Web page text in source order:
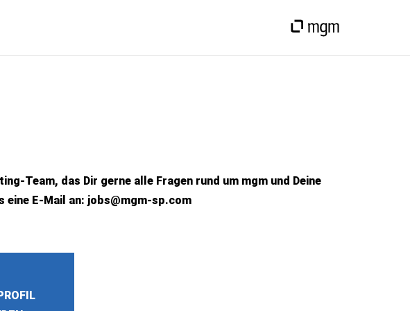
Team, das Dir gerne alle Fragen rund um mgm und Deine
eine E-Mail an: jobs@mgm-sp.com